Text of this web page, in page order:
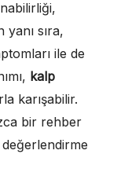
yanı sıra,
ile de
kalp
karışabilir.
bir rehber